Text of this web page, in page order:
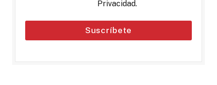
Privacidad.
Suscríbete